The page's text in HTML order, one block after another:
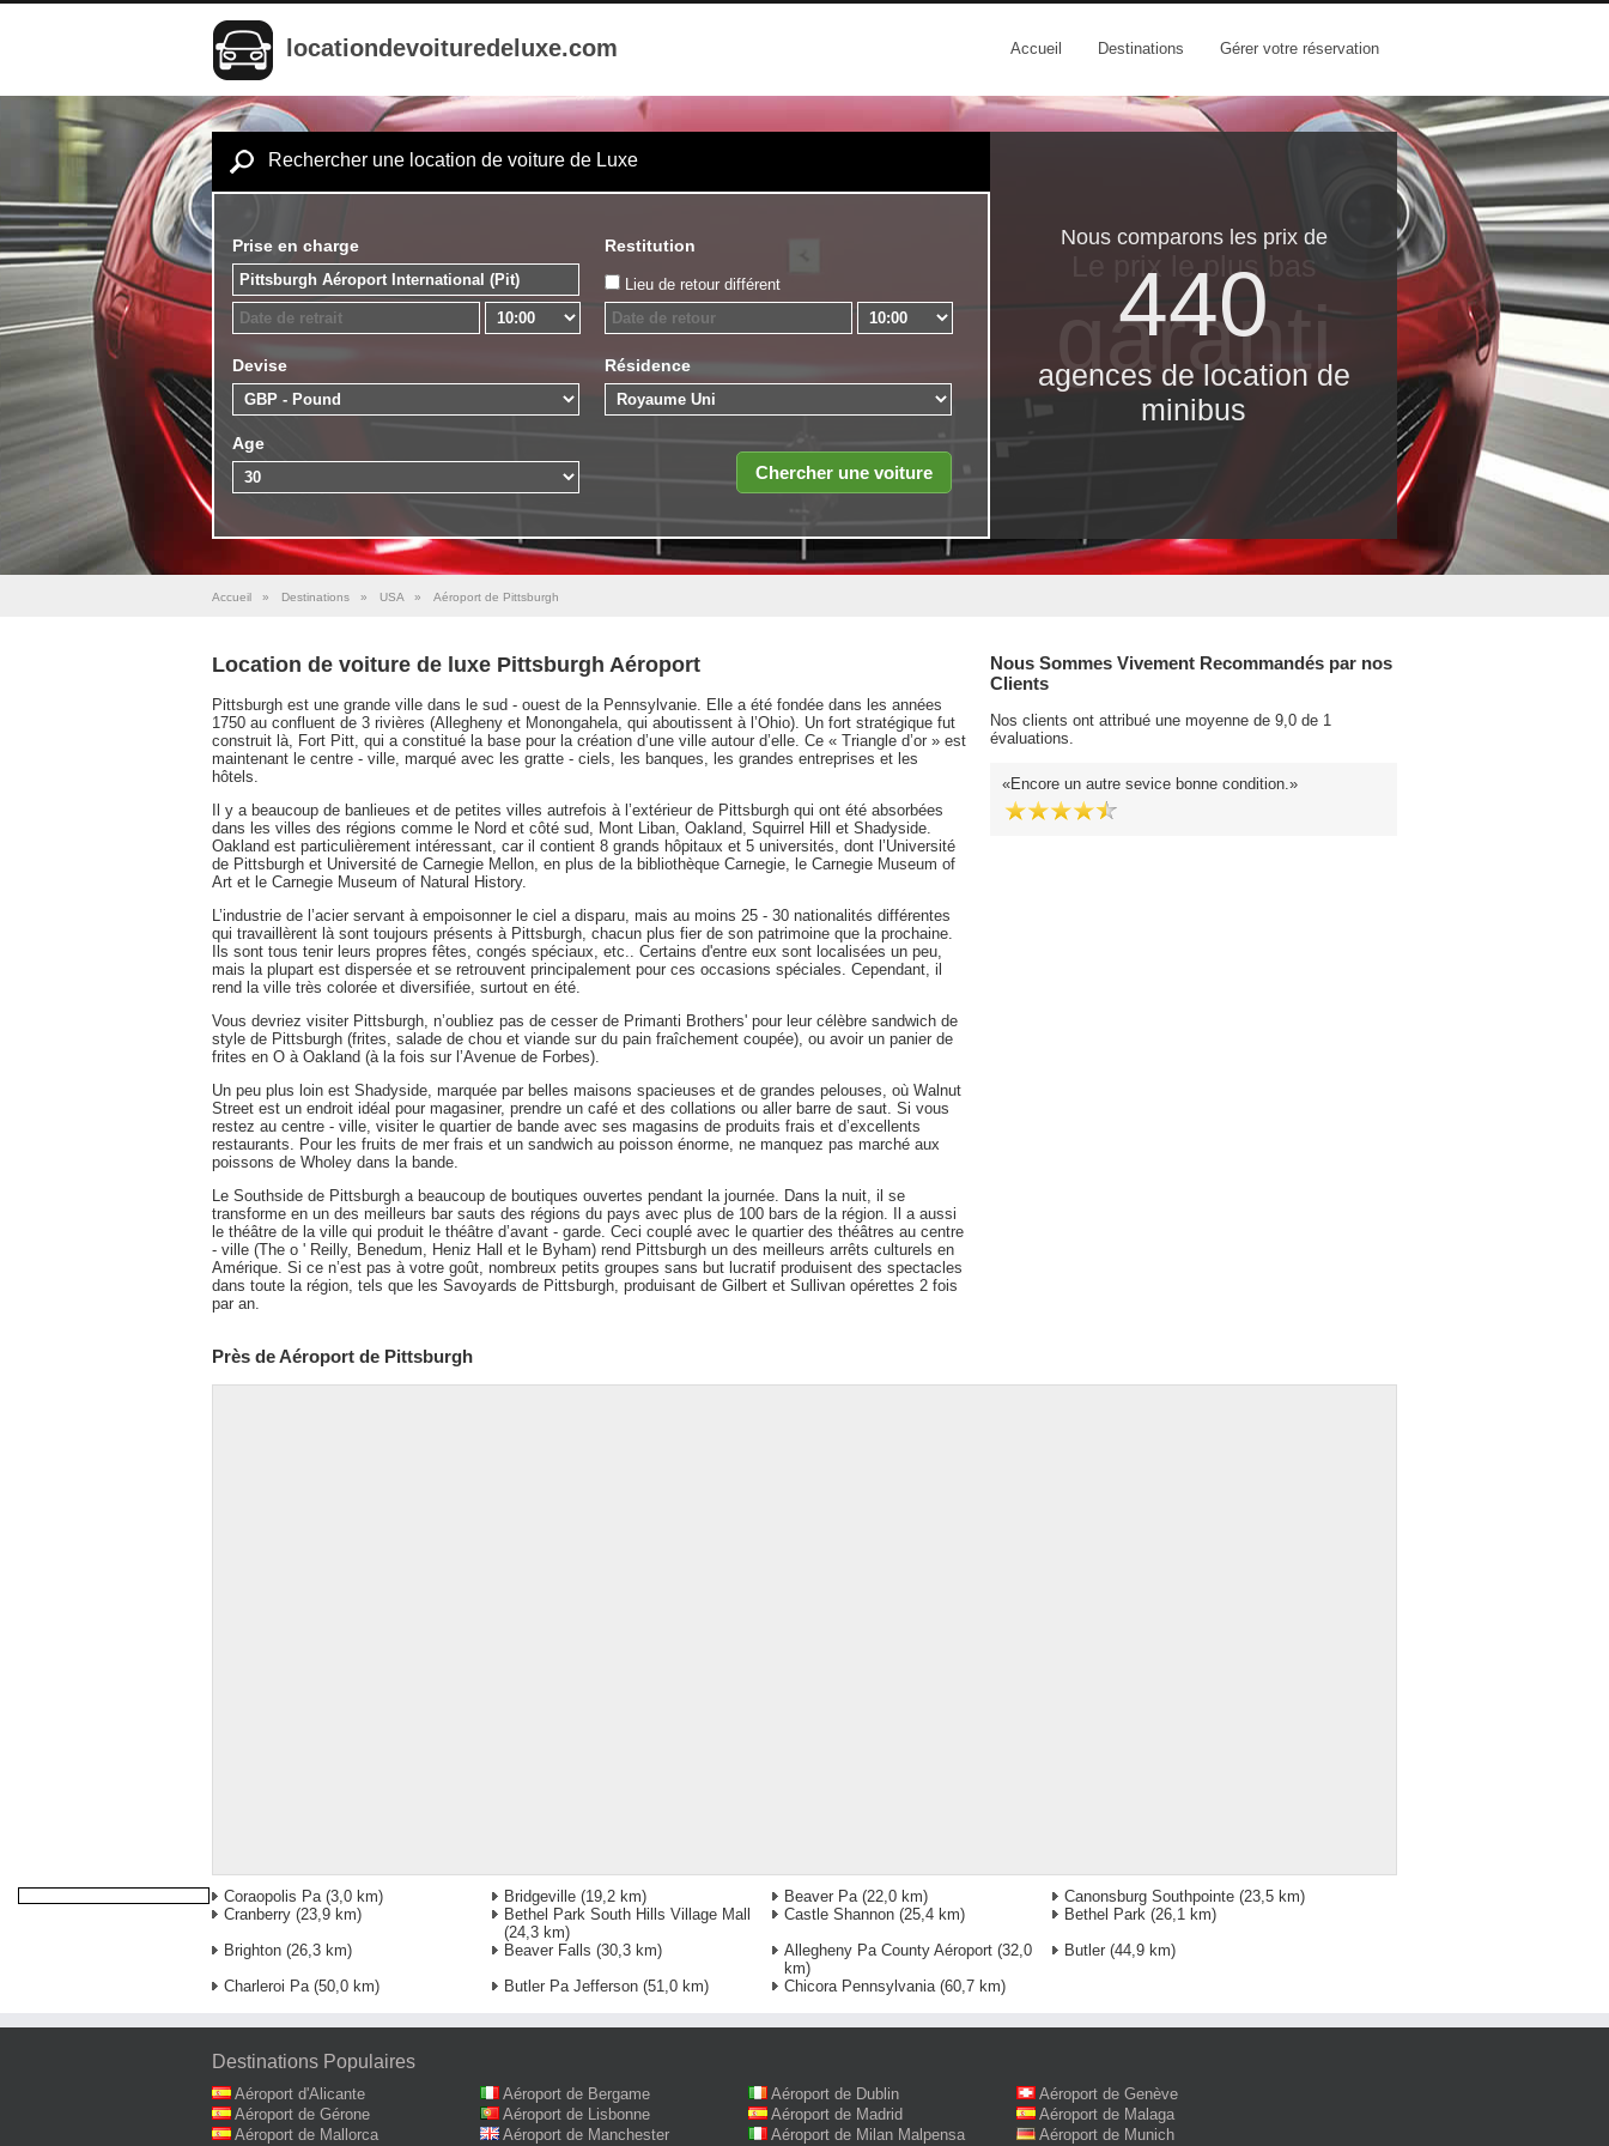
locationdevoituredeluxe.com Accueil Destinations Gérer votre réservation
Rechercher une location de voiture de Luxe
Prise en charge Restitution
Lieu de retour différent
Devise Résidence
Age
Nous comparons les prix de
440
agences de location de
minibus
Le prix le​ plus bas
garanti
Accueil » Destinations » USA » Aéroport de Pittsburgh
Location de voiture de luxe Pittsburgh Aéroport
Pittsburgh est une grande ville dans le sud - ouest de la Pennsylvanie. Elle a été fondée dans les années
1750 au confluent de 3 rivières (Allegheny et Monongahela, qui aboutissent à l’Ohio). Un fort stratégique fut
construit là, Fort Pitt, qui a constitué la base pour la création d’une ville autour d’elle. Ce « Triangle d’or » est
maintenant le centre - ville, marqué avec les gratte - ciels, les banques, les grandes entreprises et les
hôtels.
Il y a beaucoup de banlieues et de petites villes autrefois à l’extérieur de Pittsburgh qui ont été absorbées
dans les villes des régions comme le Nord et côté sud, Mont Liban, Oakland, Squirrel Hill et Shadyside.
Oakland est particulièrement intéressant, car il contient 8 grands hôpitaux et 5 universités, dont l’Université
de Pittsburgh et Université de Carnegie Mellon, en plus de la bibliothèque Carnegie, le Carnegie Museum of
Art et le Carnegie Museum of Natural History.
L’industrie de l’acier servant à empoisonner le ciel a disparu, mais au moins 25 - 30 nationalités différentes
qui travaillèrent là sont toujours présents à Pittsburgh, chacun plus fier de son patrimoine que la prochaine.
Ils sont tous tenir leurs propres fêtes, congés spéciaux, etc.. Certains d'entre eux sont localisées un peu,
mais la plupart est dispersée et se retrouvent principalement pour ces occasions spéciales. Cependant, il
rend la ville très colorée et diversifiée, surtout en été.
Vous devriez visiter Pittsburgh, n’oubliez pas de cesser de Primanti Brothers' pour leur célèbre sandwich de
style de Pittsburgh (frites, salade de chou et viande sur du pain fraîchement coupée), ou avoir un panier de
frites en O à Oakland (à la fois sur l’Avenue de Forbes).
Un peu plus loin est Shadyside, marquée par belles maisons spacieuses et de grandes pelouses, où Walnut
Street est un endroit idéal pour magasiner, prendre un café et des collations ou aller barre de saut. Si vous
restez au centre - ville, visiter le quartier de bande avec ses magasins de produits frais et d’excellents
restaurants. Pour les fruits de mer frais et un sandwich au poisson énorme, ne manquez pas marché aux
poissons de Wholey dans la bande.
Le Southside de Pittsburgh a beaucoup de boutiques ouvertes pendant la journée. Dans la nuit, il se
transforme en un des meilleurs bar sauts des régions du pays avec plus de 100 bars de la région. Il a aussi
le théâtre de la ville qui produit le théâtre d’avant - garde. Ceci couplé avec le quartier des théâtres au centre
- ville (The o ' Reilly, Benedum, Heniz Hall et le Byham) rend Pittsburgh un des meilleurs arrêts culturels en
Amérique. Si ce n’est pas à votre goût, nombreux petits groupes sans but lucratif produisent des spectacles
dans toute la région, tels que les Savoyards de Pittsburgh, produisant de Gilbert et Sullivan opérettes 2 fois
par an.
Nous Sommes Vivement Recommandés par nos
Clients
Nos clients ont attribué une moyenne de 9,0 de 1
évaluations.
Encore un autre sevice bonne condition.
Près de Aéroport de Pittsburgh
Coraopolis Pa(3,0 km) Bridgeville (19,2 km) Beaver Pa(22,0 km) Canonsburg Southpointe (23,5 km)
Cranberry (23,9 km)
Bethel Park South Hills Village Mall
(24,3 km)
Castle Shannon (25,4 km) Bethel Park (26,1 km)
Brighton (26,3 km) Beaver Falls (30,3 km) Allegheny Pa County Aéroport (32,0
km)
Butler (44,9 km)
Charleroi Pa(50,0 km) Butler Pa Jefferson (51,0 km) Chicora Pennsylvania(60,7 km)
Destinations Populaires
Aéroport d'Alicante Aéroport de Bergame Aéroport de Dublin
Aéroport de Genève
Aéroport de Gérone
Aéroport de Lisbonne Aéroport de Madrid
Aéroport de Malaga
Aéroport de Mallorca
Aéroport de Manchester Aéroport de Milan Malpensa Aéroport de Munich